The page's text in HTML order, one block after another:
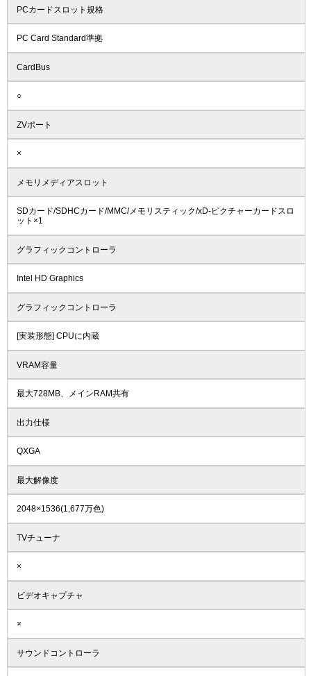
PCカードスロット規格
PC Card Standard準拠
CardBus
○
ZVポート
×
メモリメディアスロット
SDカード/SDHCカード/MMC/メモリスティック/xD-ピクチャーカードスロ
ット×1
グラフィックコントローラ
Intel HD Graphics
グラフィックコントローラ
[実装形態] CPUに内蔵
VRAM容量
最大728MB、メインRAM共有
出力仕様
QXGA
最大解像度
2048×1536(1,677万色)
TVチューナ
×
ビデオキャプチャ
×
サウンドコントローラ